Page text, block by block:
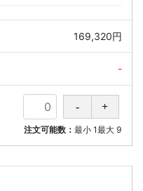
169,320円
-
注文可能数：最小 1最大 9